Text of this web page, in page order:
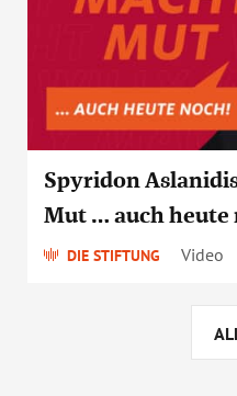
Spyridon
Mut … auch heute
DIE STIFTUNG Video